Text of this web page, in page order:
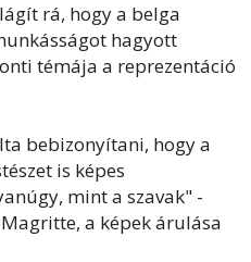
rá, hogy a belga
hagyott
témája a reprezentáció
bebizonyítani, hogy a
is képes
mint a szavak" -
a képek árulása